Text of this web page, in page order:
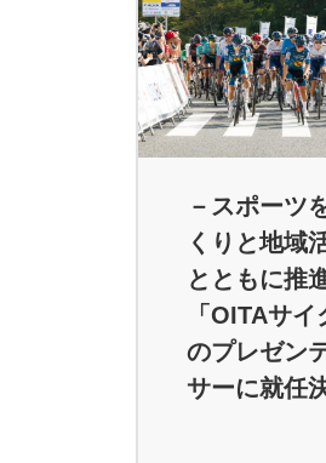
－スポーツ
くりと地域
とともに推
「OITAサ
のプレゼン
サーに就任